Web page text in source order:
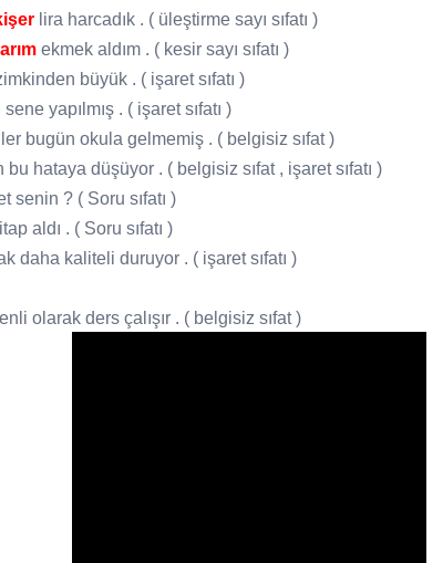
lira harcadık . ( üleştirme sayı sıfatı )
ekmek aldım . ( kesir sayı sıfatı )
büyük . ( işaret sıfatı )
yapılmış . ( işaret sıfatı )
bugün okula gelmemiş . ( belgisiz sıfat )
bu hataya düşüyor . ( belgisiz sıfat , işaret sıfatı )
senin ? ( Soru sıfatı )
aldı . ( Soru sıfatı )
daha kaliteli duruyor . ( işaret sıfatı )
olarak ders çalışır . ( belgisiz sıfat )